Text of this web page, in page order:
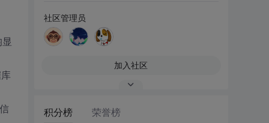
社区管理员
加入社区
积分榜 荣誉榜